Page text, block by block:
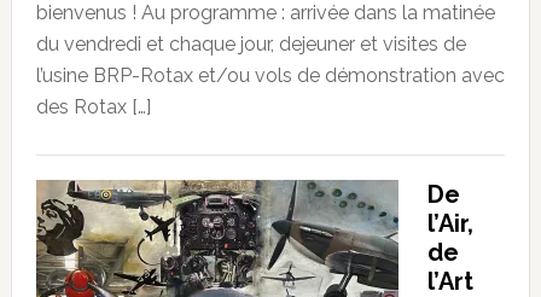
bienvenus ! Au programme : arrivée dans la matinée
du vendredi et chaque jour, dejeuner et visites de
l’usine BRP-Rotax et/ou vols de démonstration avec
des Rotax […]
De
l’Air,
de
l’Art